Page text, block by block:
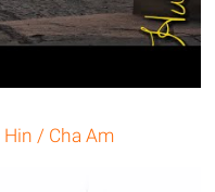
/ Cha Am